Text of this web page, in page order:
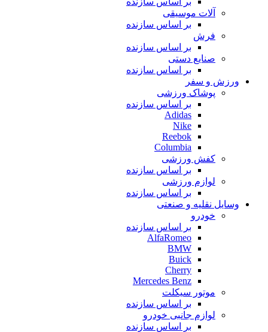
آلات موسیقی
بر اساس سازنده
فرش
بر اساس سازنده
صنایع دستی
بر اساس سازنده
ورزش و سفر
پوشاک ورزشی
بر اساس سازنده
Adidas
Nike
Reebok
Columbia
کفش ورزشی
بر اساس سازنده
لوازم ورزشی
بر اساس سازنده
وسایل نقلیه و صنعتی
خودرو
بر اساس سازنده
AlfaRomeo
BMW
Buick
Cherry
Mercedes Benz
موتور سیکلت
بر اساس سازنده
لوازم جانبی خودرو
بر اساس سازنده